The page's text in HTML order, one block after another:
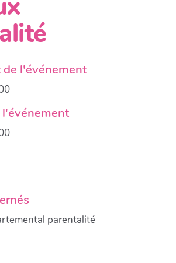
l'événement
parentalité